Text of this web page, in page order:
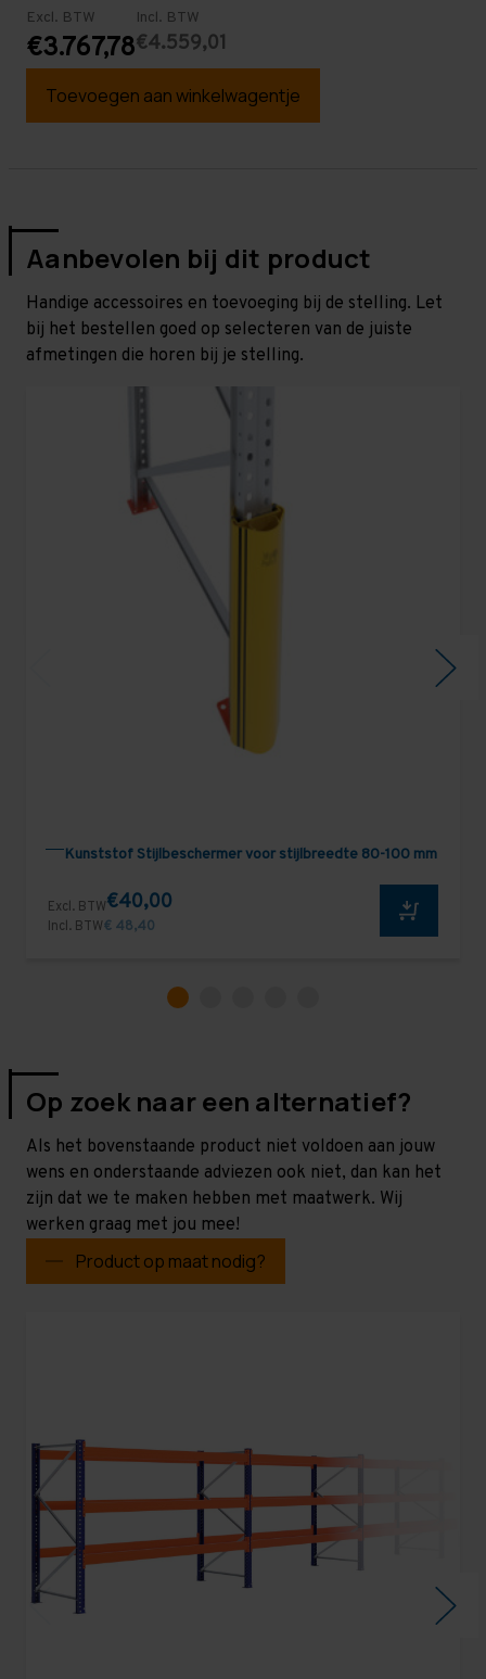
Excl. BTW
€3.767,78
Incl. BTW
€4.559,01
Toevoegen aan winkelwagentje
Aanbevolen bij dit product
Handige accessoires en toevoeging bij de stelling. Let
bij het bestellen goed op selecteren van de juiste
afmetingen die horen bij je stelling.
Kunststof Stijlbeschermer voor stijlbreedte 80-100 mm
Excl. BTW€40,00
Incl. BTW€ 48,40
Op zoek naar een alternatief?
Als het bovenstaande product niet voldoen aan jouw
wens en onderstaande adviezen ook niet, dan kan het
zijn dat we te maken hebben met maatwerk. Wij
werken graag met jou mee!
Product op maat nodig?